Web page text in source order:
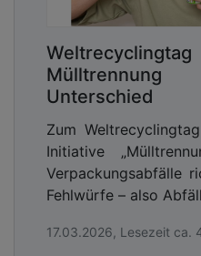
Unterschied
Zum
Initiative
Verpackungsabfälle
Fehlwürfe – also
17.03.2026, Lesezeit ca.